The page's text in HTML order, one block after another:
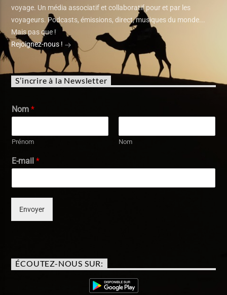
voyage. Un média associatif et collaboratif pour et par les
voyageurs. Podcasts, émissions, direct, musiques du monde...
Mais pas que !
Rejoignez-nous !
S’incrire à la Newsletter
Nom*
Prénom Nom
E-mail*
Envoyer
ÉCOUTEZ-NOUS SUR: